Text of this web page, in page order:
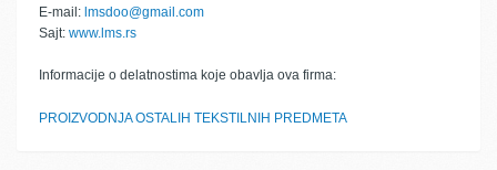
E-mail: lmsdoo@gmail.com
Sajt: www.lms.rs
Informacije o delatnostima koje obavlja ova firma:
PROIZVODNJA OSTALIH TEKSTILNIH PREDMETA